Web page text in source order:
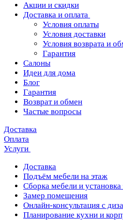
Акции и скидки
Доставка и оплата
Условия оплаты
Условия доставки
Условия возврата и
Гарантия
Салоны
Идеи для дома
Блог
Гарантия
Возврат и обмен
Частые вопросы
Доставка
Оплата
Услуги
Доставка
Подъём мебели на этаж
Сборка мебели и установка
Замер помещения
Онлайн-консультация с
Планирование кухни и